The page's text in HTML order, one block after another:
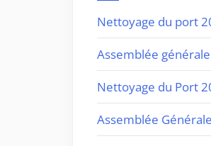
Nettoyage du port
Assemblée
Nettoyage du Port
Assemblée